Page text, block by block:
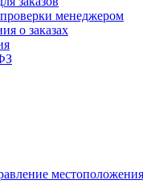
менеджером
о заказах